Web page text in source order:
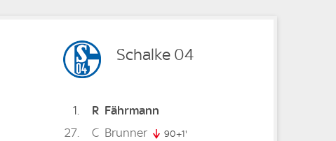
Schalke 04
1 R Fährmann
27
C Brunner 90+1'